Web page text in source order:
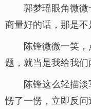
郭梦瑶眼角微
商量好的话，那是
陈锋微微一笑
题，就当是我给我
陈锋这么轻描
愣了一愣，立即反